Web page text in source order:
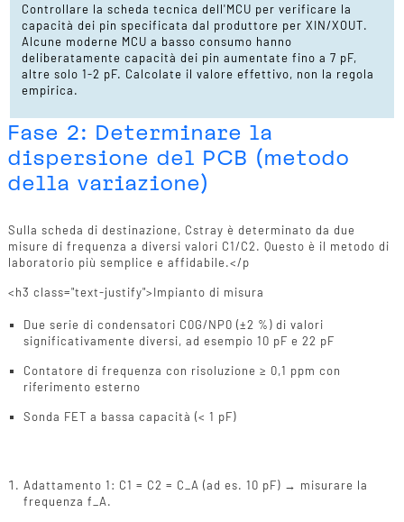
Controllare la scheda tecnica dell'MCU per verificare la
capacità dei pin specificata dal produttore per XIN/XOUT.
Alcune moderne MCU a basso consumo hanno
deliberatamente capacità dei pin aumentate fino a 7 pF,
altre solo 1-2 pF. Calcolate il valore effettivo, non la regola
empirica.
Fase 2: Determinare la
dispersione del PCB (metodo
della variazione)
Sulla scheda di destinazione, Cstray è determinato da due
misure di frequenza a diversi valori C1/C2. Questo è il metodo di
laboratorio più semplice e affidabile.</p
<h3 class="text-justify">Impianto di misura
Due serie di condensatori C0G/NP0 (±2 %) di valori
significativamente diversi, ad esempio 10 pF e 22 pF
Contatore di frequenza con risoluzione ≥ 0,1 ppm con
riferimento esterno
Sonda FET a bassa capacità (< 1 pF)
Adattamento 1: C1 = C2 = C_A (ad es. 10 pF) → misurare la
frequenza f_A.